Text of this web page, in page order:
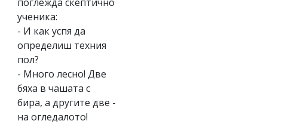
ученика:
- И как успя да
определиш техния
пол?
- Много лесно! Две
бяха в чашата с
бира, а другите две -
на огледалото!